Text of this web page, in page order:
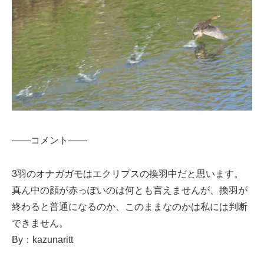
——コメント——
3羽のオナガガモはエクリプスの換羽中だと思います。
真ん中の顔が赤っぽいのは何とも言えませんが、換羽が
終わると普通になるのか、このままなのかは私には判断
できません。
By：kazunaritt